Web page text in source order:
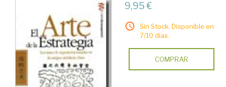
9,95 €
Sin Stock. Disponible en
7/10 días.
COMPRAR